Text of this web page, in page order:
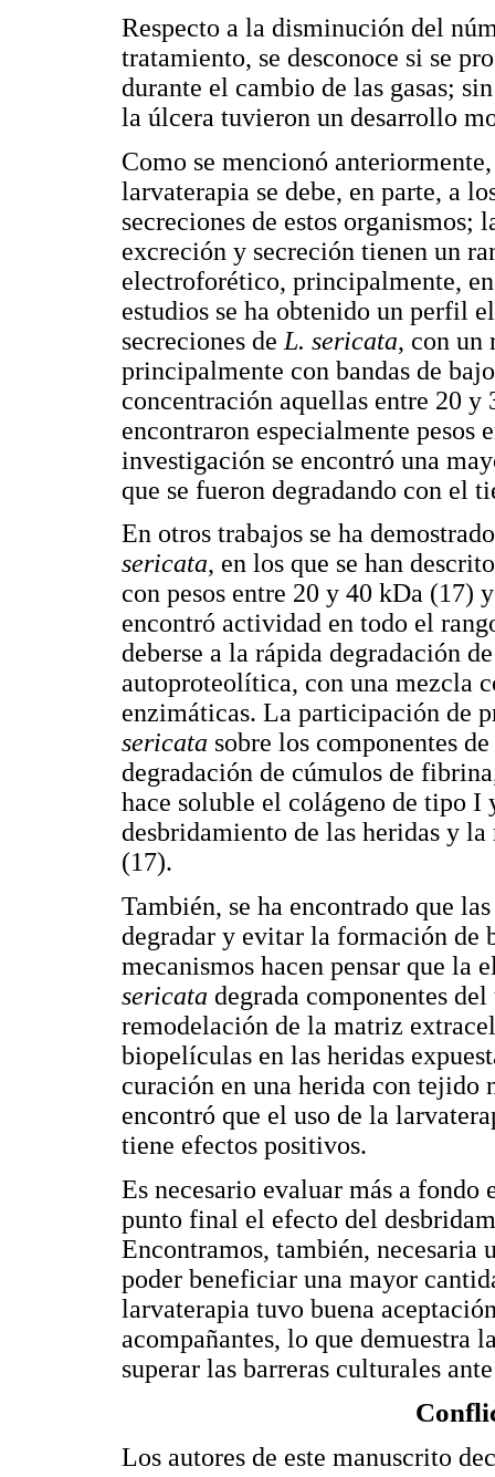
Respecto a la disminución del
tratamiento, se desconoce si se
durante el cambio de las gasas;
la úlcera tuvieron un desarrollo
Como se mencionó
larvaterapia se debe, en parte, a
secreciones de estos organismos;
excreción y secreción tienen un
electroforético, principalmente,
estudios se ha obtenido un perfil
secreciones de L. sericata, con un
principalmente con bandas de
concentración aquellas entre 20
encontraron especialmente pesos
investigación se encontró una
que se fueron degradando con el
En otros trabajos se ha
sericata, en los que se han
con pesos entre 20 y 40 kDa (17)
encontró actividad en todo el
deberse a la rápida degradación
autoproteolítica, con una mezcla
enzimáticas. La participación de
sericata sobre los componentes
degradación de cúmulos de
hace soluble el colágeno de tipo
desbridamiento de las heridas y
(17).
También, se ha encontrado que
degradar y evitar la formación de
mecanismos hacen pensar que la
sericata degrada componentes
remodelación de la matriz
biopelículas en las heridas
curación en una herida con tejido
encontró que el uso de la
tiene efectos positivos.
Es necesario evaluar más a
punto final el efecto del
Encontramos, también, necesaria
poder beneficiar una mayor
larvaterapia tuvo buena
acompañantes, lo que demuestra
superar las barreras culturales
Los autores de este manuscrito